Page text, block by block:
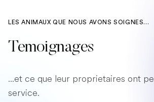
LES ANIMAUX QUE NOUS AVONS SOIGNES...
Temoignages
...et ce que leur proprietaires ont
service.